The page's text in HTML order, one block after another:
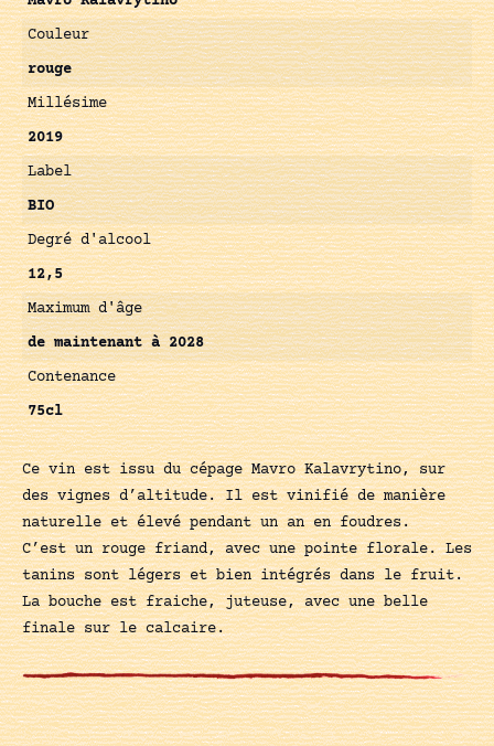
Couleur
rouge
Millésime
2019
Label
BIO
Degré d'alcool
12,5
Maximum d'âge
de maintenant à 2028
Contenance
75cl
Ce vin est issu du cépage Mavro Kalavrytino, sur
des vignes d’altitude. Il est vinifié de manière
naturelle et élevé pendant un an en foudres.
C’est un rouge friand, avec une pointe florale. Les
tanins sont légers et bien intégrés dans le fruit.
La bouche est fraiche, juteuse, avec une belle
finale sur le calcaire.